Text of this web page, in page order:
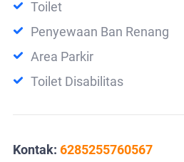
Toilet
Penyewaan Ban Renang
Area Parkir
Toilet Disabilitas
Kontak: 6285255760567